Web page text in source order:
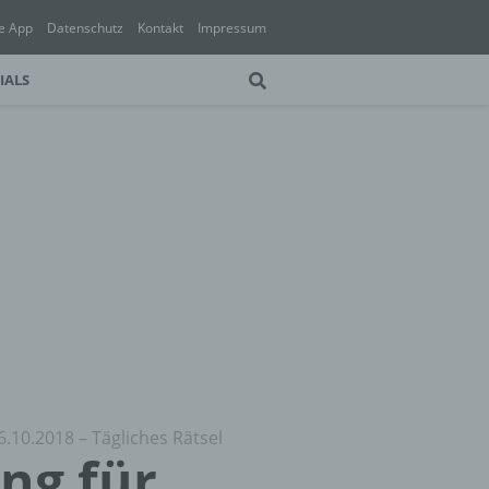
App Datenschutz Kontakt Impressum
– Tägliches Rätsel